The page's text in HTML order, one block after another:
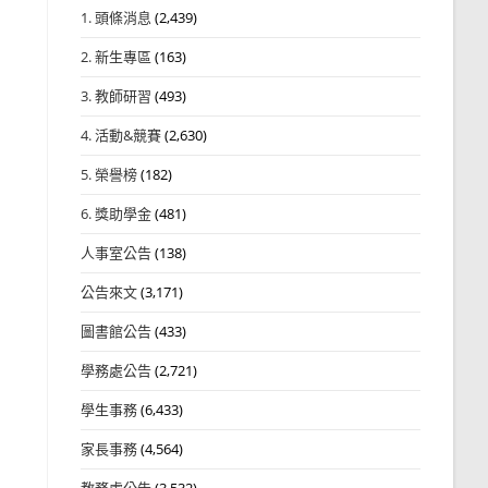
1. 頭條消息 (2,439)
2. 新生專區 (163)
3. 教師研習 (493)
4. 活動&競賽(2,630)
5. 榮譽榜(182)
6. 獎助學金(481)
人事室公告(138)
公告來文(3,171)
圖書館公告(433)
學務處公告(2,721)
學生事務(6,433)
家長事務(4,564)